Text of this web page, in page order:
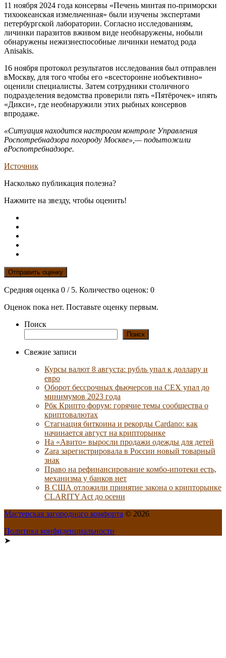
11 ноября 2024 года консервы «Печень минтая по-приморски
тихоокеанская измельченная» были изучены экспертами
петербургской лаборатории. Согласно исследованиям,
личинки паразитов вживом виде необнаружены, нобыли
обнаружены нежизнеспособные личинки нематод рода
Anisakis.
16 ноября протокол результатов исследования был отправлен
вМоскву, для того чтобы его «всесторонне иобъективно»
оценили специалисты. Затем сотрудники столичного
подразделения ведомства проверили пять «Пятёрочек» ипять
«Дикси», где необнаружили этих рыбных консервов
впродаже.
«Ситуация находится настрогом контроле Управления
Роспотребнадзора погороду Москве»,— подытожили
вРоспотребнадзоре.
Источник
Насколько публикация полезна?
Нажмите на звезду, чтобы оценить!
Отправить оценку
Средняя оценка 0 / 5. Количество оценок: 0
Оценок пока нет. Поставьте оценку первым.
Поиск
Поиск
Свежие записи
Курсы валют 8 августа: рубль упал к доллару и
евро
Оборот бессрочных фьючерсов на CEX упал до
минимумов 2023 года
Рбк Крипто форум: горячие темы сообщества о
криптовалютах
Стагнация биткоина и рекорды Cardano: как
начинается август на крипторынке
На «Авито» выросли продажи одежды для детей
Zara зарегистрировала в России новый товарный
знак
Право на рефинансирование комбо-ипотеки есть,
механизма у банков нет
В США отложили принятие закона о крипторынке
CLARITY Act до осени
Мастерская загородного комфорта © 2026
Политика конфиденциальности
➤